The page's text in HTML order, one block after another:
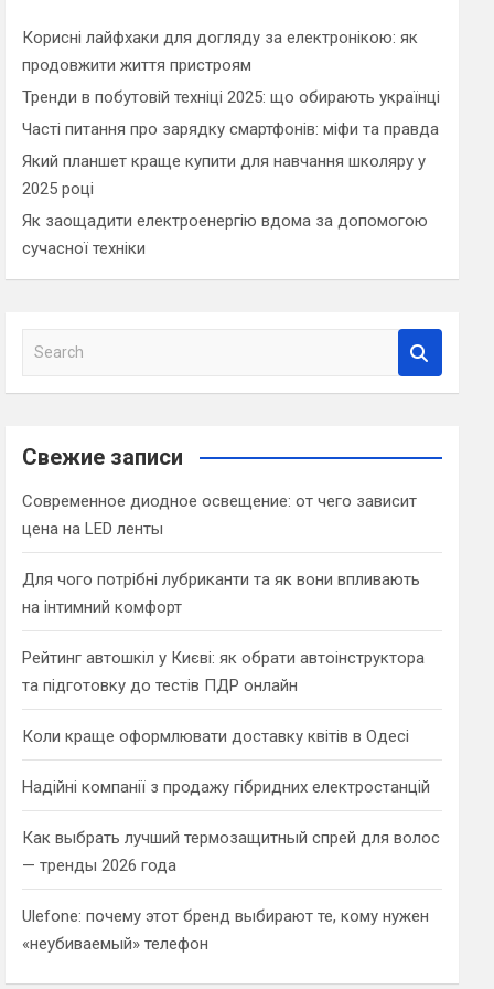
Корисні лайфхаки для догляду за електронікою: як
продовжити життя пристроям
Тренди в побутовій техніці 2025: що обирають українці
Часті питання про зарядку смартфонів: міфи та правда
Який планшет краще купити для навчання школяру у
2025 році
Як заощадити електроенергію вдома за допомогою
сучасної техніки
a
c
Свежие записи
Современное диодное освещение: от чего зависит
цена на LED ленты
Для чого потрібні лубриканти та як вони впливають
на інтимний комфорт
Рейтинг автошкіл у Києві: як обрати автоінструктора
та підготовку до тестів ПДР онлайн
Коли краще оформлювати доставку квітів в Одесі
Надійні компанії з продажу гібридних електростанцій
Как выбрать лучший термозащитный спрей для волос
— тренды 2026 года
Ulefone: почему этот бренд выбирают те, кому нужен
«неубиваемый» телефон